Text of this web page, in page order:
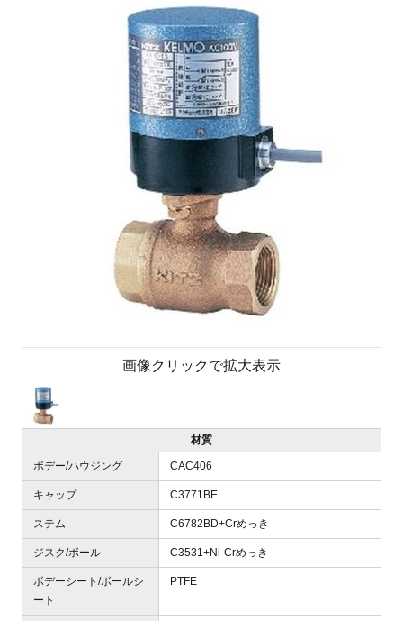
画像クリックで拡大表示
材質
ボデー/ハウジング CAC406
キャップ C3771BE
ステム C6782BD+Crめっき
ジスク/ボール C3531+Ni-Crめっき
ボデーシート/ボールシ
ート
PTFE